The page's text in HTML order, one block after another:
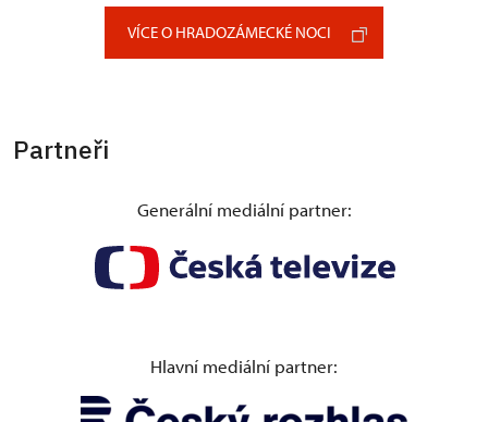
VÍCE O HRADOZÁMECKÉ NOCI
Partneři
Generální mediální partner:
Hlavní mediální partner: